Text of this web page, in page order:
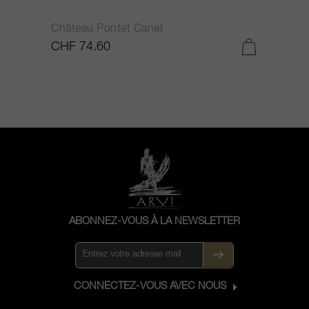
Château Pontet Canet
CHF 74.60
ABONNEZ-VOUS À LA NEWSLETTER
CONNECTEZ-VOUS AVEC NOUS